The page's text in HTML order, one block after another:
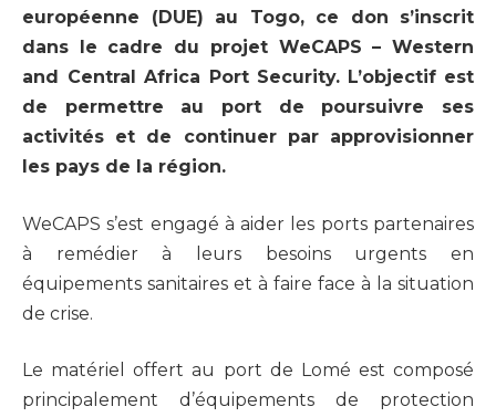
européenne (DUE) au Togo, ce don s’inscrit
dans le cadre du projet WeCAPS – Western
and Central Africa Port Security. L’objectif est
de permettre au port de poursuivre ses
activités et de continuer par approvisionner
les pays de la région.
WeCAPS s’est engagé à aider les ports partenaires
à remédier à leurs besoins urgents en
équipements sanitaires et à faire face à la situation
de crise.
Le matériel offert au port de Lomé est composé
principalement d’équipements de protection